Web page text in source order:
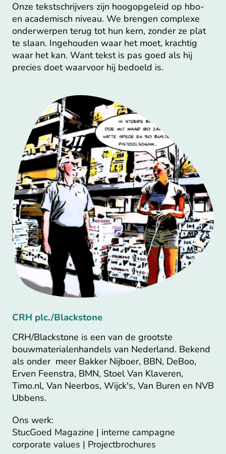
Onze tekstschrijvers zijn hoogopgeleid op hbo-
en academisch niveau. We brengen complexe
onderwerpen terug tot hun kern, zonder ze plat
te slaan. Ingehouden waar het moet, krachtig
waar het kan. Want tekst is pas goed als hij
precies doet waarvoor hij bedoeld is.
CRH plc./Blackstone
CRH/Blackstone is een van de grootste
bouwmaterialenhandels van Nederland. Bekend
als onder meer Bakker Nijboer, BBN, DeBoo,
Erven Feenstra, BMN, Stoel Van Klaveren,
Timo.nl, Van Neerbos, Wijck's, Van Buren en NVB
Ubbens.
Ons werk:
StucGoed Magazine | interne campagne
corporate values | Projectbrochures